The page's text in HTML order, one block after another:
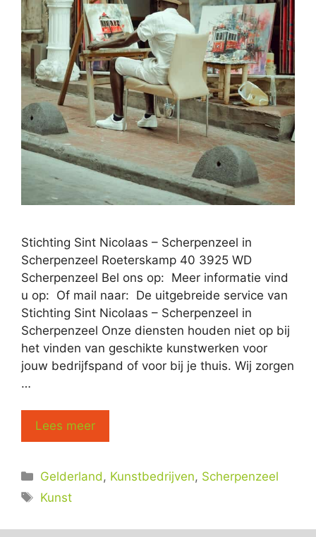
Stichting Sint Nicolaas – Scherpenzeel in
Scherpenzeel Roeterskamp 40 3925 WD
Scherpenzeel Bel ons op: Meer informatie vind
u op: Of mail naar: De uitgebreide service van
Stichting Sint Nicolaas – Scherpenzeel in
Scherpenzeel Onze diensten houden niet op bij
het vinden van geschikte kunstwerken voor
jouw bedrijfspand of voor bij je thuis. Wij zorgen
…
Lees meer
Categorieën
Gelderland, Kunstbedrijven, Scherpenzeel
Tags
Kunst